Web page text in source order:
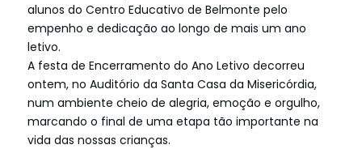
alunos do Centro Educativo de Belmonte pelo
empenho e dedicação ao longo de mais um ano
letivo.
A festa de Encerramento do Ano Letivo decorreu
ontem, no Auditório da Santa Casa da Misericórdia,
num ambiente cheio de alegria, emoção e orgulho,
marcando o final de uma etapa tão importante na
vida das nossas crianças.